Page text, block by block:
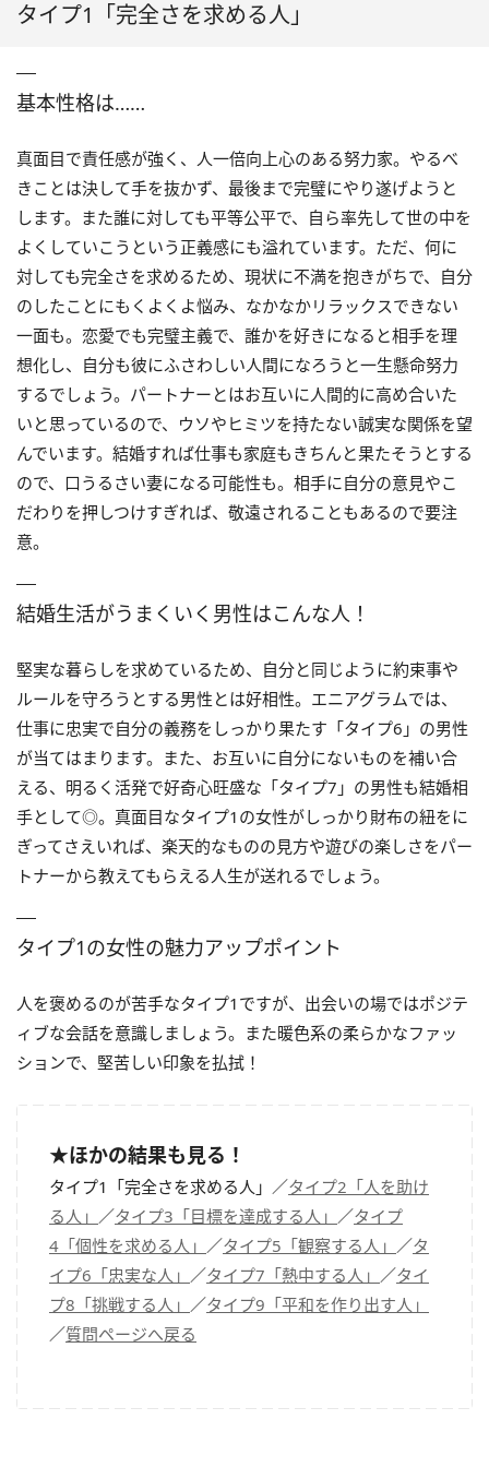
タイプ1「完全さを求める人」
基本性格は……
真面目で責任感が強く、人一倍向上心のある努力家。やるべ
きことは決して手を抜かず、最後まで完璧にやり遂げようと
します。また誰に対しても平等公平で、自ら率先して世の中を
よくしていこうという正義感にも溢れています。ただ、何に
対しても完全さを求めるため、現状に不満を抱きがちで、自分
のしたことにもくよくよ悩み、なかなかリラックスできない
一面も。恋愛でも完璧主義で、誰かを好きになると相手を理
想化し、自分も彼にふさわしい人間になろうと一生懸命努力
するでしょう。パートナーとはお互いに人間的に高め合いた
いと思っているので、ウソやヒミツを持たない誠実な関係を望
んでいます。結婚すれば仕事も家庭もきちんと果たそうとする
ので、口うるさい妻になる可能性も。相手に自分の意見やこ
だわりを押しつけすぎれば、敬遠されることもあるので要注
意。
結婚生活がうまくいく男性はこんな人！
堅実な暮らしを求めているため、自分と同じように約束事や
ルールを守ろうとする男性とは好相性。エニアグラムでは、
仕事に忠実で自分の義務をしっかり果たす「タイプ6」の男性
が当てはまります。また、お互いに自分にないものを補い合
える、明るく活発で好奇心旺盛な「タイプ7」の男性も結婚相
手として◎。真面目なタイプ1の女性がしっかり財布の紐をに
ぎってさえいれば、楽天的なものの見方や遊びの楽しさをパー
トナーから教えてもらえる人生が送れるでしょう。
タイプ1の女性の魅力アップポイント
人を褒めるのが苦手なタイプ1ですが、出会いの場ではポジテ
ィブな会話を意識しましょう。また暖色系の柔らかなファッ
ションで、堅苦しい印象を払拭！
★ほかの結果も見る！
タイプ1「完全さを求める人」／タイプ2「人を助け
る人」 ／タイプ3「目標を達成する人」 ／タイプ
4「個性を求める人」 ／タイプ5「観察する人」 ／タ
イプ6「忠実な人」 ／タイプ7「熱中する人」 ／タイ
プ8「挑戦する人」 ／タイプ9「平和を作り出す人」
／質問ページへ戻る